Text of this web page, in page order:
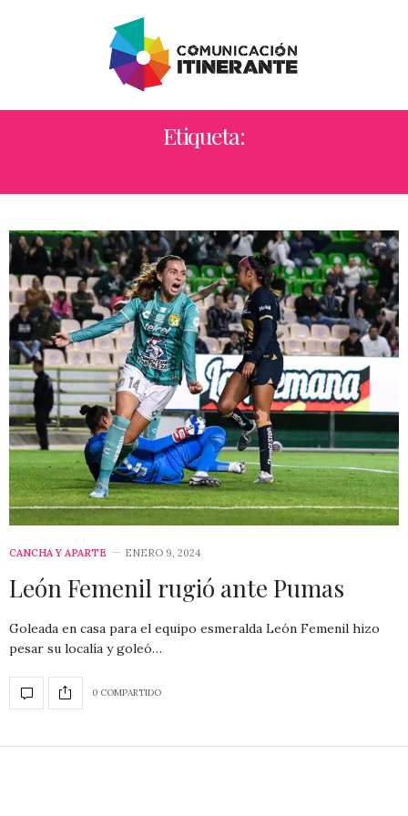
Etiqueta:
CANCHA Y APARTE ENERO 9, 2024
León Femenil rugió ante Pumas
Goleada en casa para el equipo esmeralda León Femenil hizo
pesar su localía y goleó…
0 COMPARTIDO